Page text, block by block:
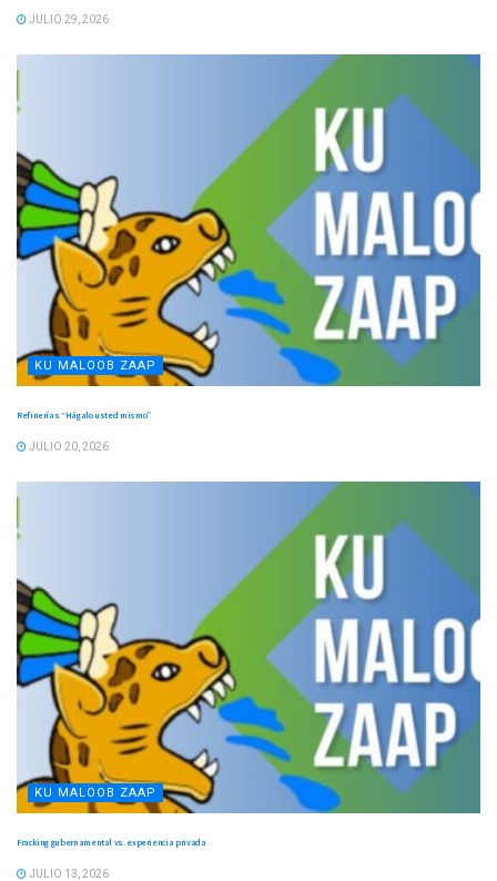
JULIO 29, 2026
KU MALOOB ZAAP
Refinerías “Hágalo usted mismo”
JULIO 20, 2026
KU MALOOB ZAAP
Fracking gubernamental vs. experiencia privada
JULIO 13, 2026